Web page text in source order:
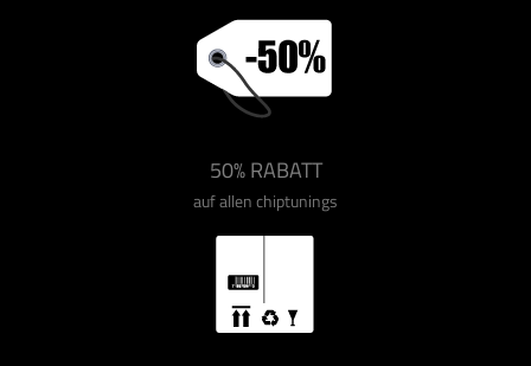
50% RABATT
auf allen chiptunings